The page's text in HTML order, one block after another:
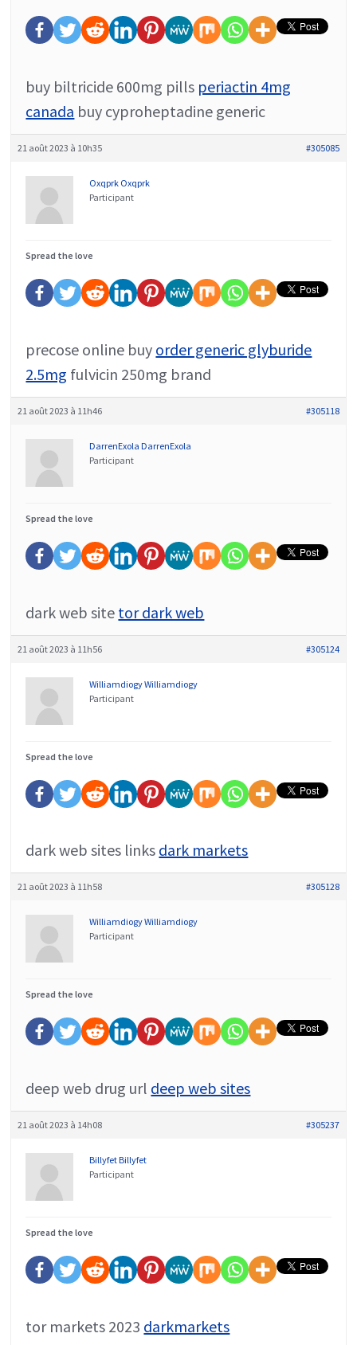
buy biltricide 600mg pills periactin 4mg
canada buy cyproheptadine generic
21 août 2023 à 10h35 #305085
Oxqprk Oxqprk
Participant
Spread the love
precose online buy order generic glyburide
2.5mg fulvicin 250mg brand
21 août 2023 à 11h46 #305118
DarrenExola DarrenExola
Participant
Spread the love
dark web site tor dark web
21 août 2023 à 11h56 #305124
Williamdiogy Williamdiogy
Participant
Spread the love
dark web sites links dark markets
21 août 2023 à 11h58 #305128
Williamdiogy Williamdiogy
Participant
Spread the love
deep web drug url deep web sites
21 août 2023 à 14h08 #305237
Billyfet Billyfet
Participant
Spread the love
tor markets 2023 darkmarkets